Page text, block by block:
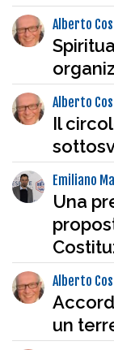
Alberto
Alberto
Il
Emiliano
Una
Alberto
un